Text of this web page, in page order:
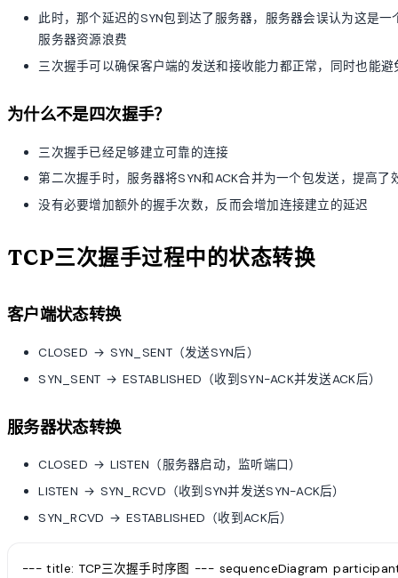
此时，那个延迟的SYN包到达了服务器，服务器会误认为这是
服务器资源浪费
三次握手可以确保客户端的发送和接收能力都正常，同时也能
为什么不是四次握手？
三次握手已经足够建立可靠的连接
第二次握手时，服务器将SYN和ACK合并为一个包发送，提高了
没有必要增加额外的握手次数，反而会增加连接建立的延迟
TCP三次握手过程中的状态转换
客户端状态转换
CLOSED → SYN_SENT（发送SYN后）
SYN_SENT → ESTABLISHED（收到SYN-ACK并发送ACK后）
服务器状态转换
CLOSED → LISTEN（服务器启动，监听端口）
LISTEN → SYN_RCVD（收到SYN并发送SYN-ACK后）
SYN_RCVD → ESTABLISHED（收到ACK后）
--- title: TCP三次握手时序图 --- sequenceDiagram